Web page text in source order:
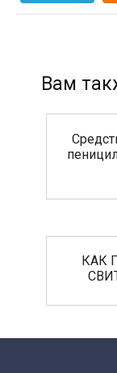
Вам
КАК